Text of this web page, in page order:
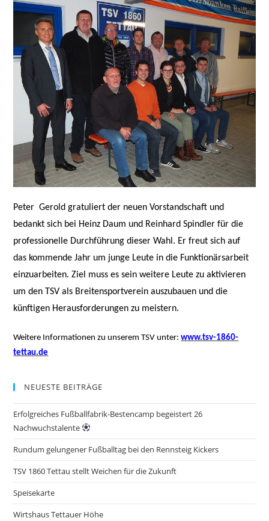
Peter Gerold gratuliert der neuen Vorstandschaft und
bedankt sich bei Heinz Daum und Reinhard Spindler für die
professionelle Durchführung dieser Wahl. Er freut sich auf
das kommende Jahr um junge Leute in die Funktionärsarbeit
einzuarbeiten. Ziel muss es sein weitere Leute zu aktivieren
um den TSV als Breitensportverein auszubauen und die
künftigen Herausforderungen zu meistern.
Weitere Informationen zu unserem TSV unter:www.tsv-1860-
tettau.de
NEUESTE BEITRÄGE
Erfolgreiches Fußballfabrik-Bestencamp begeistert 26
Nachwuchstalente
Rundum gelungener Fußballtag bei den Rennsteig Kickers
TSV 1860 Tettau stellt Weichen für die Zukunft
Speisekarte
Wirtshaus Tettauer Höhe